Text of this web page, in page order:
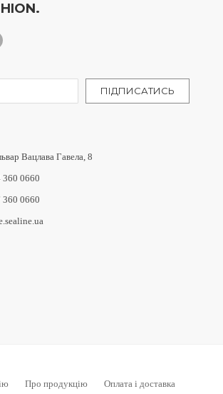
ПІДПИСАТИСЬ
Вацлава Гавела, 8
360 0660
360 0660
Про продукцію Оплата і доставка